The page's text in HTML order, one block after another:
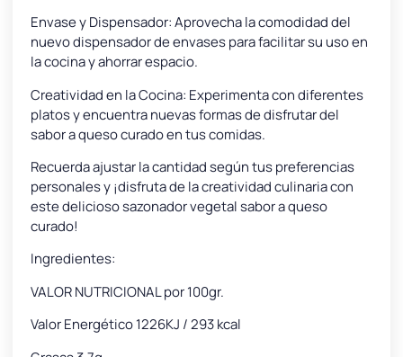
Envase y Dispensador: Aprovecha la comodidad del
nuevo dispensador de envases para facilitar su uso en
la cocina y ahorrar espacio.
Creatividad en la Cocina: Experimenta con diferentes
platos y encuentra nuevas formas de disfrutar del
sabor a queso curado en tus comidas.
Recuerda ajustar la cantidad según tus preferencias
personales y ¡disfruta de la creatividad culinaria con
este delicioso sazonador vegetal sabor a queso
curado!
Ingredientes:
VALOR NUTRICIONAL por 100gr.
Valor Energético 1226KJ / 293 kcal